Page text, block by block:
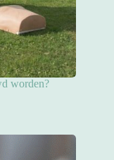
worden?